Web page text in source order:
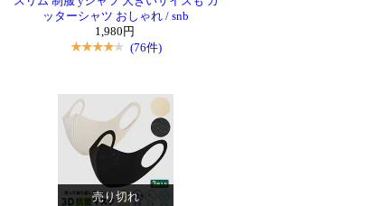
ッターシャツ おしゃれ / snb
1,980円
(76件)
売り切れ